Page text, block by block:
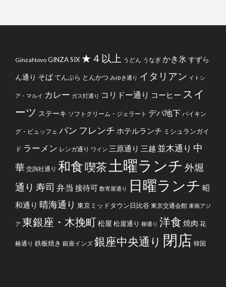
GinzaNovo GINZA SIX ★４以上 うどん うなぎ かき氷 すずら
ん通り そばてんぷら とんかつ みゆき通り イタリアン イトシ
ア・マルイ カレー ガス灯通り コリドー通り コーヒー スイ
ーツ ステーキ ソフトクリーム・ジェラート デパ地下 バイキン
グ・ビュッフェ パン フレンチ ホテルランチ ミシュランガイ
ド ラーメン レンガ通り ワイン 三原通り 三越 並木通り 中
華 交詢社通り 和食喫茶 土曜ランチ 外堀
通り 寿司 弁当 接待可 数寄屋通り 日曜ランチ 昭
和通り 晴海通り 東京ミッドタウン日比谷 東京交通会館 東南アジ
ア 東銀座・木挽町松屋 松屋通り 柳通り 洋食 焼肉 花
椿通り 鉄板焼き 銀座インズ 銀座中央通り 閉店 韓国